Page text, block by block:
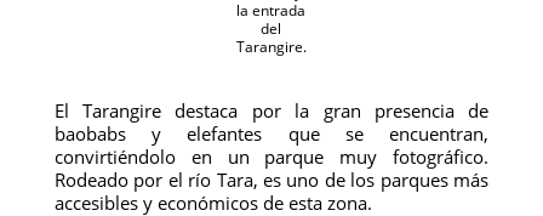
la entrada
del
Tarangire.
El Tarangire destaca por la gran presencia de
baobabs y elefantes que se encuentran,
convirtiéndolo en un parque muy fotográfico.
Rodeado por el río Tara, es uno de los parques más
accesibles y económicos de esta zona.